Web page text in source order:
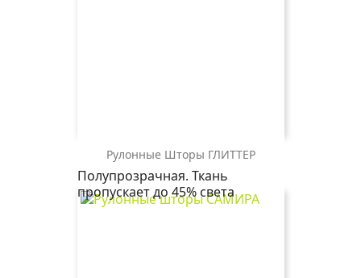
Рулонные Шторы ГЛИТТЕР
Полупрозрачная. Ткань
пропускает до 45% света
ГЛИТТЕР
2406
бежевый
ГЛИТТЕР
1854
графит
ГЛИТТЕР
1852
серый
0225
белый